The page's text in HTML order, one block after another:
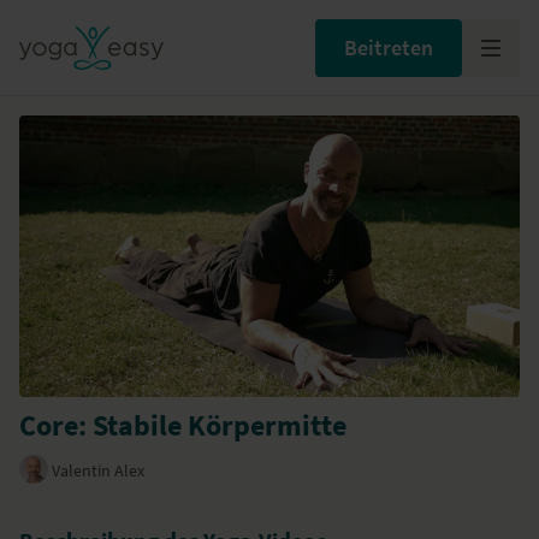
Beitreten
Core: Stabile Körpermitte
Valentin Alex